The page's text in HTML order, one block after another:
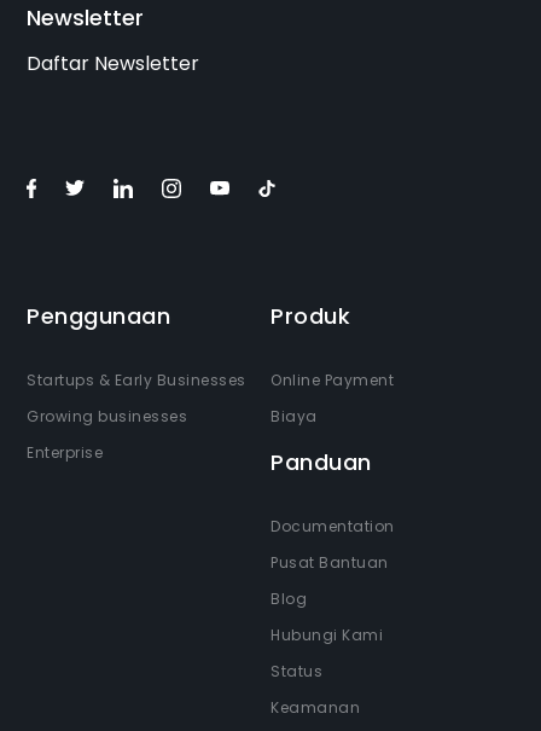
Newsletter
Daftar Newsletter
Penggunaan
Startups & Early Businesses
Growing businesses
Enterprise
Produk
Online Payment
Biaya
Panduan
Documentation
Pusat Bantuan
Blog
Hubungi Kami
Status
Keamanan